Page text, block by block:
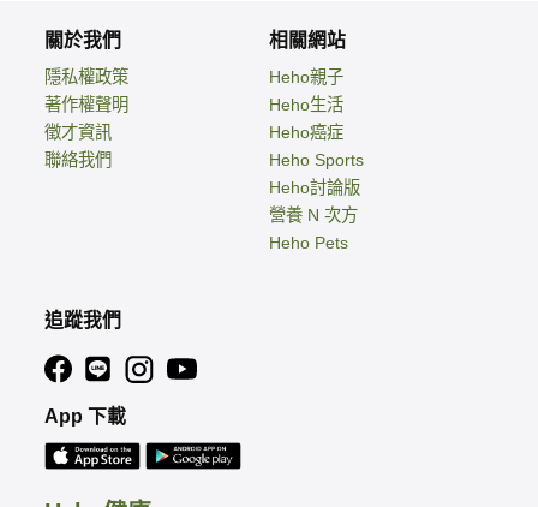
關於我們
隱私權政策
著作權聲明
徵才資訊
聯絡我們
相關網站
Heho親子
Heho生活
Heho癌症
Heho Sports
Heho討論版
營養 N 次方
Heho Pets
追蹤我們
App 下載